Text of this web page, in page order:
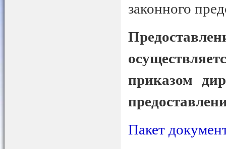
законного
приказом
Пакет